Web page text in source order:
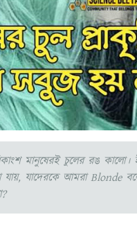
মানুষেরই চুলের রঙ
যায়, যাদেরকে আমরা Blonde